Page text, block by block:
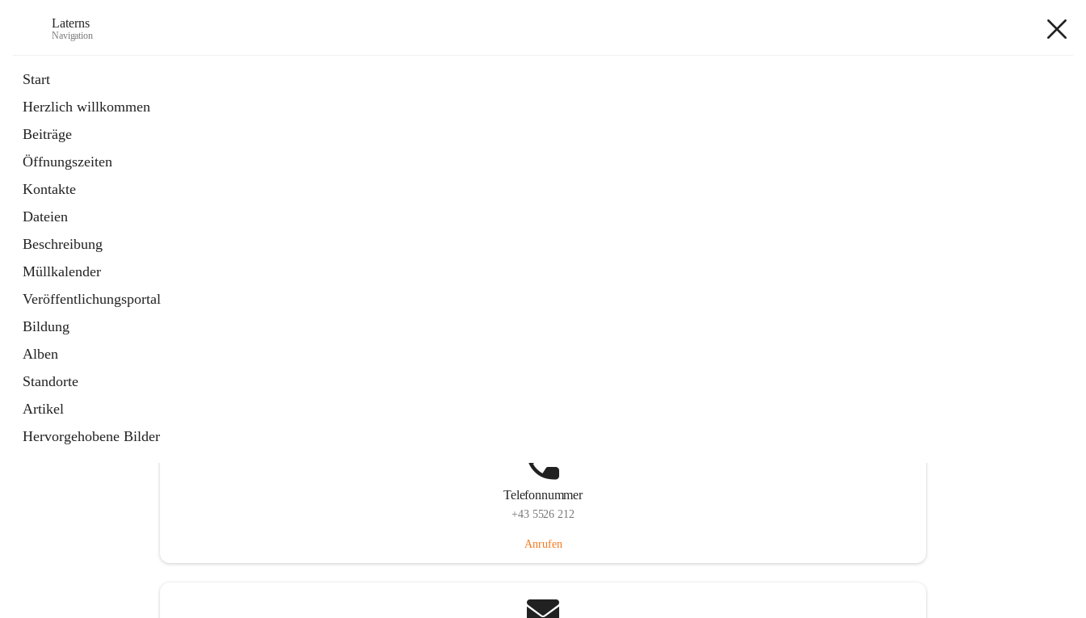
Laterns
Navigation
Start
Herzlich willkommen
Beiträge
Öffnungszeiten
Kontakte
Dateien
Beschreibung
Müllkalender
Veröffentlichungsportal
Bildung
Alben
Standorte
Artikel
Hervorgehobene Bilder
Telefonnummer
+43 5526 212
Anrufen